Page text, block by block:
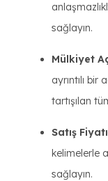
sağlayın.
Mülkiyet
ayrıntılı bir
tartışılan
Satış
kelimelerle
sağlayın.